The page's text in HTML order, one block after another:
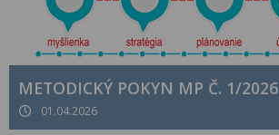
METODICKÝ POKYN MP Č. 1/2026
01.04.2026